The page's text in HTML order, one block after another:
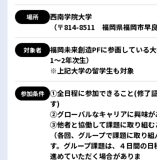
場所
西南学院大学
（〒814-8511 福岡県福岡市早
対象者
福岡未来創造PFに参画している
1～2年次生）
※上記大学の留学生も対象
参加条件
①全日程に参加できること(修了
す)
②グローバルなキャリアに興味が
③他者と協働して課題に取り組む
（各回、グループで課題に取り
す。グループ課題は、４日間の日
進めていただく場合がありま